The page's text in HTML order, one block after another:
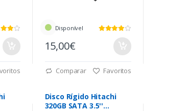
Disponível
15,00€
Comparar Favoritos
Disco Rígido Hitachi
320GB SATA 3.5''